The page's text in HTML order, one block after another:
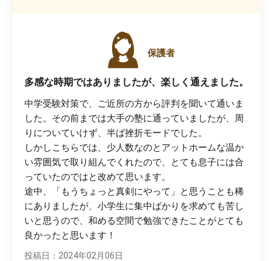
保護者
多感な時期ではありましたが、楽しく通えました。
中学受験対策で、ご近所の方から評判を聞いて通いま
した。その前までは大手の塾に通っていましたが、周
りについていけず、半ば挫折モードでした。
しかしこちらでは、少人数なのとアットホームな温か
い雰囲気で取り組んでくれたので、とても息子には合
っていたのではと改めて思います。
途中、「もうちょっと真剣にやって」と思うことも稀
にありましたが、小学生に集中ばかりを求めても苦し
いと思うので、和める空間で勉強できたことがとても
良かったと思います！
投稿日：2024年02月06日